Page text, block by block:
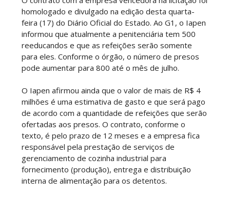
homologado e divulgado na edição desta quarta-
feira (17) do Diário Oficial do Estado. Ao G1, o Iapen
informou que atualmente a penitenciária tem 500
reeducandos e que as refeições serão somente
para eles. Conforme o órgão, o número de presos
pode aumentar para 800 até o mês de julho.
O Iapen afirmou ainda que o valor de mais de R$ 4
milhões é uma estimativa de gasto e que será pago
de acordo com a quantidade de refeições que serão
ofertadas aos presos. O contrato, conforme o
texto, é pelo prazo de 12 meses e a empresa fica
responsável pela prestação de serviços de
gerenciamento de cozinha industrial para
fornecimento (produção), entrega e distribuição
interna de alimentação para os detentos.